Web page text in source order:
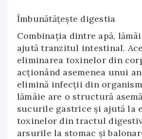
Îmbunătățește digestia
Combinația dintre apă,
ajută tranzitul intestinal.
eliminarea toxinelor din
acționând asemenea unui
elimină infecții din
lămâie are o structură
sucurile gastrice și ajută la
toxinelor din tractul
arsurile la stomac și